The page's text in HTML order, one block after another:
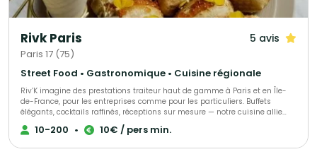
Rivk Paris 5 avis
Paris 17 (75)
Street Food • Gastronomique • Cuisine régionale
Riv’K imagine des prestations traiteur haut de gamme à Paris et en Île-
de-France, pour les entreprises comme pour les particuliers. Buffets
élégants, cocktails raffinés, réceptions sur mesure — notre cuisine allie
générosité, précision et influences levantines. Traiteur parisien à votre
écoute, nous nous adaptons à toutes vos envies et à chaque occasion.
10-200 • 10€ / pers min.